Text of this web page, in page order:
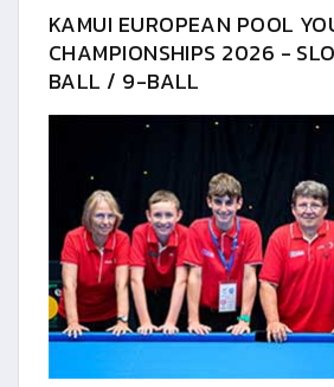
KAMUI EUROPEAN POOL
CHAMPIONSHIPS 2026 -
BALL / 9-BALL